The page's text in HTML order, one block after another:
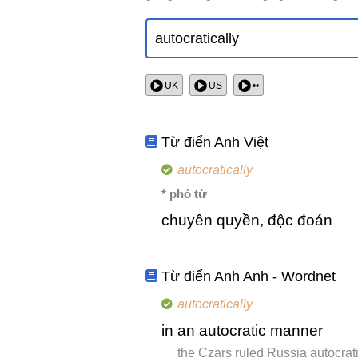
UK US ••
Từ điển Anh Việt
autocratically
* phó từ
chuyên quyền, độc đoán
Từ điển Anh Anh - Wordnet
autocratically
in an autocratic manner
the Czars ruled Russia